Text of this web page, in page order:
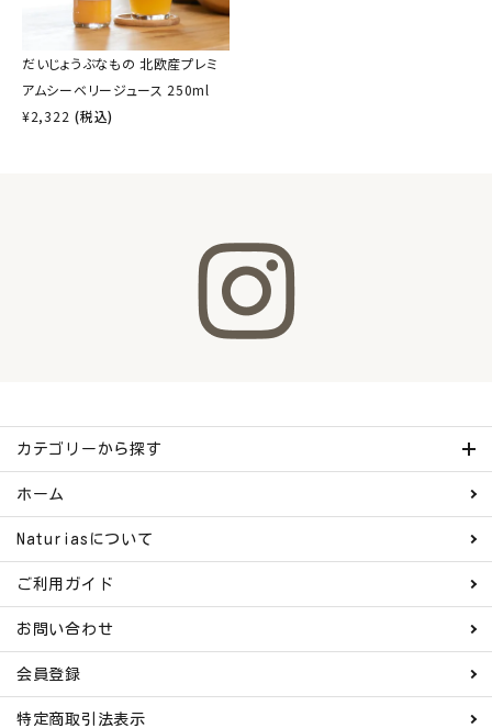
だいじょうぶなもの 北欧産プレミ
アムシーベリージュース 250ml
¥2,322 (税込)
カテゴリーから探す
ホーム
Naturiasについて
ご利用ガイド
お問い合わせ
会員登録
特定商取引法表示